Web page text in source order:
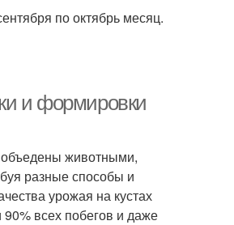
по октябрь месяц.
и формировки
объедены животными,
разные способы и
урожая на кустах
90% всех побегов и даже